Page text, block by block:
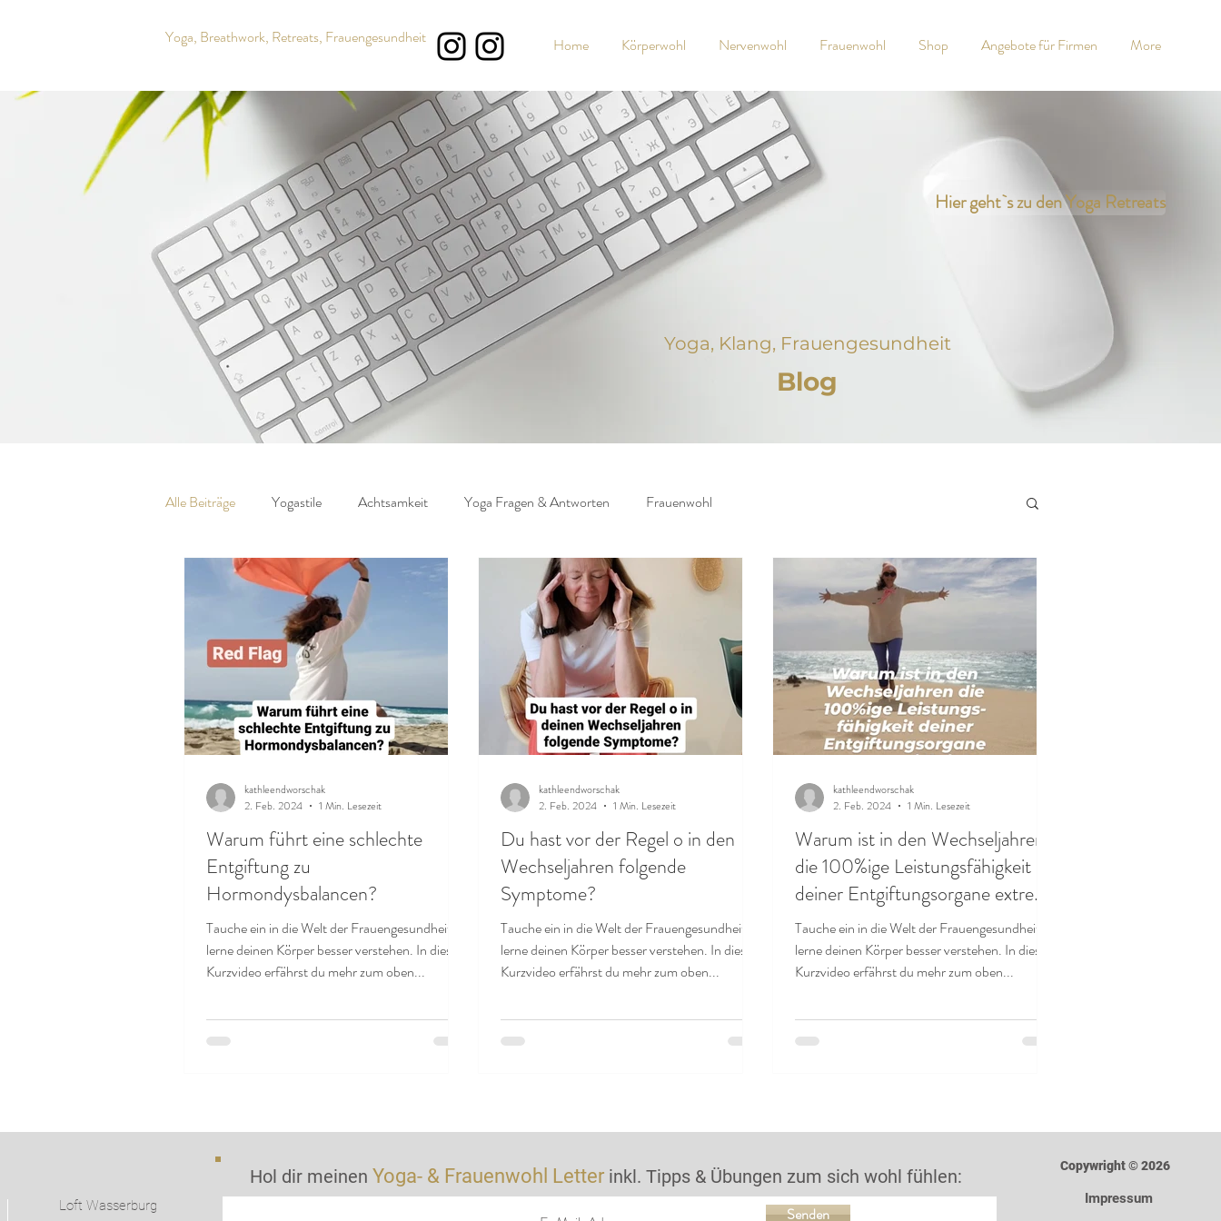
Home Körperwohl Nervenwohl Frauenwohl Shop Angebote für Firmen More
Yoga, Breathwork, Retreats, Frauengesundheit
Hier geht`s zu den Yoga Retreats
Yoga, Klang, Frauengesundheit
Blog
Alle Beiträge Yogastile Achtsamkeit Yoga Fragen & Antworten Frauenwohl
Warum führt eine schlechte
Entgiftung zu
Hormondysbalancen?
Tauche ein in die Welt der Frauengesundheit u
lerne deinen Körper besser verstehen. In diesem
Kurzvideo erfährst du mehr zum oben...
kathleendworschak
2. Feb. 2024
1 Min. Lesezeit
Du hast vor der Regel o in den
Wechseljahren folgende
Symptome?
Tauche ein in die Welt der Frauengesundheit u
lerne deinen Körper besser verstehen. In diesem
Kurzvideo erfährst du mehr zum oben...
kathleendworschak
2. Feb. 2024
1 Min. Lesezeit
Warum ist in den Wechseljahren
die 100%ige Leistungsfähigkeit
deiner Entgiftungsorgane extrem
wichtig?!
Tauche ein in die Welt der Frauengesundheit u
lerne deinen Körper besser verstehen. In diesem
Kurzvideo erfährst du mehr zum oben...
kathleendworschak
2. Feb. 2024
1 Min. Lesezeit
Loft Wasserburg
Hol dir meinen Yoga- & Frauenwoh l Letter inkl. Tipps & Übungen zum sich wohl fühlen:
Senden
Copywright © 2026
Impressum